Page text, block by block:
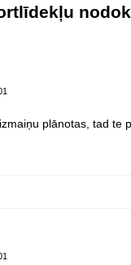
plānotas, tad te